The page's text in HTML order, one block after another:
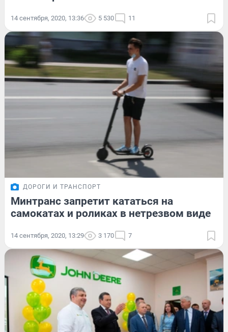
14 сентября, 2020, 13:36 5 530 11
ДОРОГИ И ТРАНСПОРТ
Минтранс запретит кататься на
самокатах и роликах в нетрезвом виде
14 сентября, 2020, 13:29 3 170 7